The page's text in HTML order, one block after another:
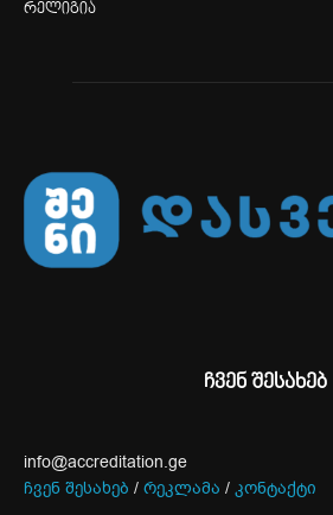
რელიგია
ჩვენ შესახებ
info@accreditation.ge
ჩვენ შესახებ / რეკლამა / კონტაქტი